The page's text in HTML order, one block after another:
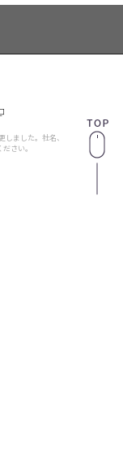
しました。社名、
さい。